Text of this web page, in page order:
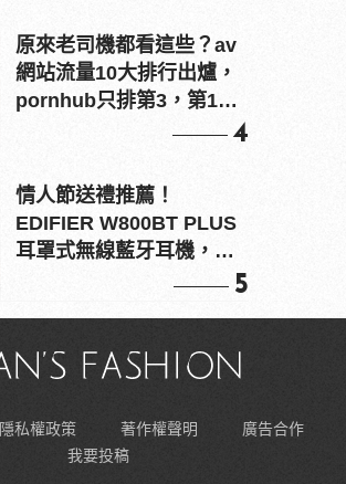
原來老司機都看這些？av
網站流量10大排行出爐，
pornhub只排第3，第1名
4
情人節送禮推薦！
EDIFIER W800BT PLUS
耳罩式無線藍牙耳機，在
5
隱私權政策 著作權聲明
廣告合作
我要投稿